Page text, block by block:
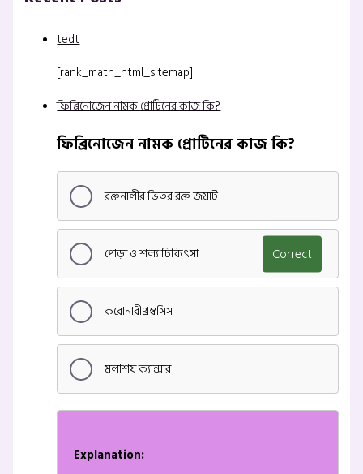
tedt
[rank_math_html_sitemap]
ফিব্রিনোজেন নামক প্রোটিনের কাজ কি?
ফিব্রিনোজেন নামক প্রোটিনের কাজ কি?
রক্তনালীর ভিতর রক্ত জমাট
পোড়া ও শল্য চিকিৎসা Correct
করোনারীথ্রম্বসিস
মলাশয় ক্যান্সার
Explanation: